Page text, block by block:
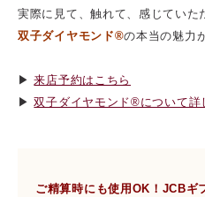
実際に見て、触れて、感じていた
双子ダイヤモンド®の本当の魅力
▶︎来店予約はこちら
▶︎双子ダイヤモンド®について詳
ご精算時にも使用OK！JCBギ